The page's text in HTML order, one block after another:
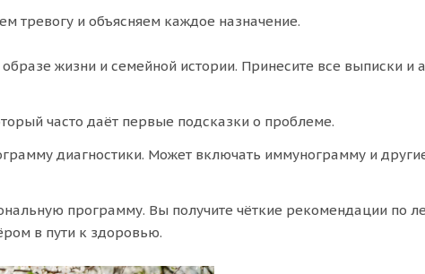
тревогу и объясняем каждое назначение.
жизни и семейной истории. Принесите все выписки и
часто даёт первые подсказки о проблеме.
диагностики. Может включать иммунограмму и
программу. Вы получите чёткие рекомендации по
в пути к здоровью.